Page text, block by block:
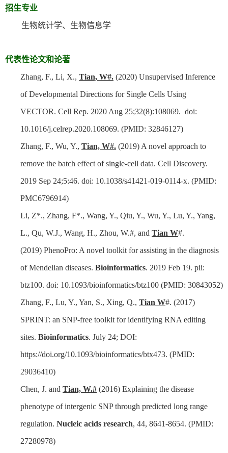
招生专业
生物统计学、生物信息学
代表性论文和论著
Zhang, F., Li, X., Tian, W#. (2020) Unsupervised Inference
of Developmental Directions for Single Cells Using
VECTOR. Cell Rep. 2020 Aug 25;32(8):108069. doi:
10.1016/j.celrep.2020.108069. (PMID: 32846127)
Zhang, F., Wu, Y., Tian, W#. (2019) A novel approach to
remove the batch effect of single-cell data. Cell Discovery.
2019 Sep 24;5:46. doi: 10.1038/s41421-019-0114-x. (PMID:
PMC6796914)
Li, Z*., Zhang, F*., Wang, Y., Qiu, Y., Wu, Y., Lu, Y., Yang,
L., Qu, W.J., Wang, H., Zhou, W.#, and Tian W#.
(2019) PhenoPro: A novel toolkit for assisting in the diagnosis
of Mendelian diseases. Bioinformatics. 2019 Feb 19. pii:
btz100. doi: 10.1093/bioinformatics/btz100 (PMID: 30843052)
Zhang, F., Lu, Y., Yan, S., Xing, Q., Tian W#. (2017)
SPRINT: an SNP-free toolkit for identifying RNA editing
sites. Bioinformatics. July 24; DOI:
https://doi.org/10.1093/bioinformatics/btx473. (PMID:
29036410)
Chen, J. and Tian, W.# (2016) Explaining the disease
phenotype of intergenic SNP through predicted long range
regulation. Nucleic acids research, 44, 8641-8654. (PMID:
27280978)